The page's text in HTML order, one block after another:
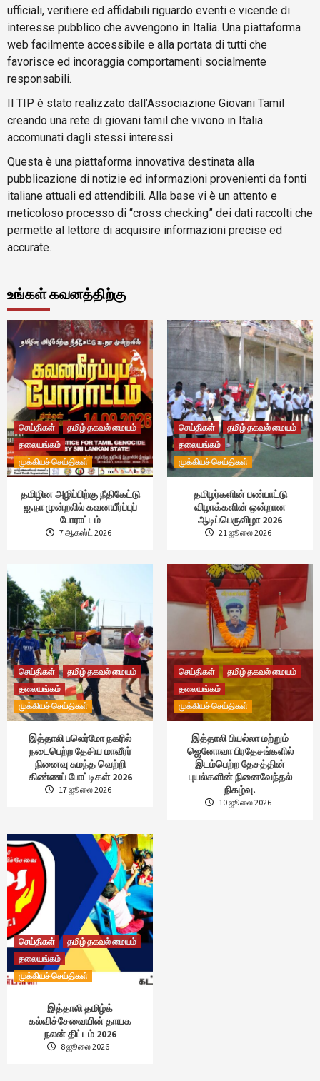
ufficiali, veritiere ed affidabili riguardo eventi e vicende di
interesse pubblico che avvengono in Italia. Una piattaforma
web facilmente accessibile e alla portata di tutti che
favorisce ed incoraggia comportamenti socialmente
responsabili.
Il TIP è stato realizzato dall’Associazione Giovani Tamil
creando una rete di giovani tamil che vivono in Italia
accomunati dagli stessi interessi.
Questa è una piattaforma innovativa destinata alla
pubblicazione di notizie ed informazioni provenienti da fonti
italiane attuali ed attendibili. Alla base vi è un attento e
meticoloso processo di “cross checking” dei dati raccolti che
permette al lettore di acquisire informazioni precise ed
accurate.
உங்கள் கவனத்திற்கு
செய்திகள்
தமிழ் தகவல் மையம்
தலையங்கம்
முக்கியச் செய்திகள்
தமிழின அழிப்பிற்கு நீதிகேட்டு
ஐ.நா முன்றலில் கவனயீர்ப்புப்
போராட்டம்
7 ஆகஸ்ட் 2026
செய்திகள்
தமிழ் தகவல் மையம்
தலையங்கம்
முக்கியச் செய்திகள்
தமிழர்களின் பண்பாட்டு
விழாக்களின் ஒன்றான
ஆடிப்பெருவிழா 2026
21 ஜூலை 2026
செய்திகள்
தமிழ் தகவல் மையம்
தலையங்கம்
முக்கியச் செய்திகள்
இத்தாலி பலெர்மோ நகரில்
நடைபெற்ற தேசிய மாவீரர்
நினைவு சுமந்த வெற்றி
கிண்ணப் போட்டிகள் 2026
17 ஜூலை 2026
செய்திகள்
தமிழ் தகவல் மையம்
தலையங்கம்
முக்கியச் செய்திகள்
இத்தாலி பியல்லா மற்றும்
ஜெனோவா பிரதேசங்களில்
இடம்பெற்ற தேசத்தின்
புயல்களின் நினைவேந்தல்
நிகழ்வு.
10 ஜூலை 2026
செய்திகள்
தமிழ் தகவல் மையம்
தலையங்கம்
முக்கியச் செய்திகள்
இத்தாலி தமிழ்க்
கல்விச்சேவையின் தாயக
நலன் திட்டம் 2026
8 ஜூலை 2026